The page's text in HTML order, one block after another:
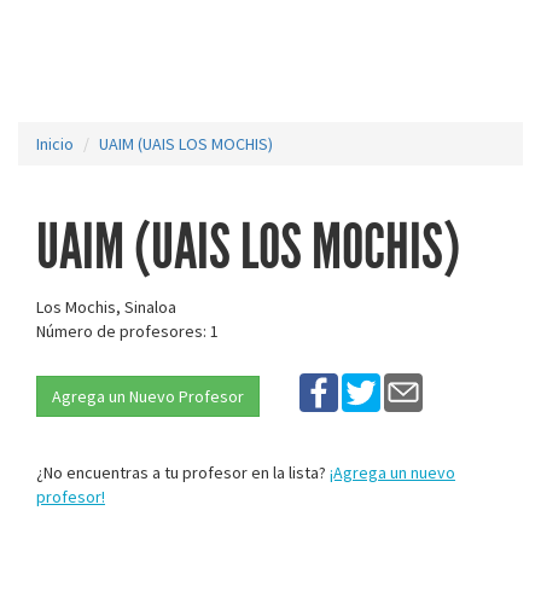
Inicio UAIM (UAIS LOS MOCHIS)
UAIM (UAIS LOS MOCHIS)
Los Mochis, Sinaloa
Número de profesores: 1
Agrega un Nuevo Profesor
¿No encuentras a tu profesor en la lista? ¡Agrega un nuevo
profesor!